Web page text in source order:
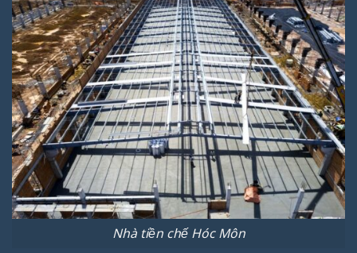
Nhà tiền chế Hóc Môn